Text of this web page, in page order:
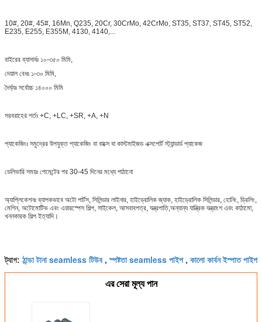
10#, 20#, 45#, 16Mn, Q235, 20Cr, 30CrMo, 42CrMo, ST35, ST37, ST45, ST52,
E235, E255, E355M, 4130, 4140,...
বাইরের ব্যাসার্ধঃ ১০-৩৫০ মিমি,
দেয়াল বেধঃ ১-৩০ মিমি,
দৈর্ঘ্যঃ সর্বোচ্চ ১৪০০০ মিমি
সরবরাহের শর্তঃ +C, +LC, +SR, +A, +N
প্যাকেজিংঃ সমুদ্রের উপযুক্ত প্যাকেজিং বা বাক্সে বা কাস্টমাইজড এক্সপোর্ট স্ট্যান্ডার্ড প্যাকেজ
ডেলিভারি সময়ঃ পেমেন্টের পর 30-45 দিনের মধ্যে পাঠানো
অ্যাপ্লিকেশনঃ ব্যাপকভাবে অটো পার্টস, সিলিন্ডার লাইনার, হাইড্রোলিক জ্যাক, হাইড্রোলিক সিলিন্ডার, হোনিং, ড্রিলিং,
মেশিন, অটোমোটিভ এবং এয়ারস্পেস শিল্প, সাইকেল, আসবাবপত্র, যন্ত্রপাতি,অন্যান্য যান্ত্রিক যন্ত্রাংশ এবং কাঠামো,
খননকারক শিল্প ইত্যাদি।
ট্যাগ: ঠান্ডা টানা seamless টিউব ,স্পষ্টতা seamless পাইপ, কালো কার্বন ইস্পাত পাইপ
এর সেরা মূল্য পান